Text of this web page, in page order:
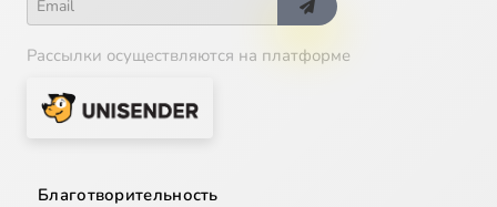
Рассылки осуществляются на платформе
Благотворительность